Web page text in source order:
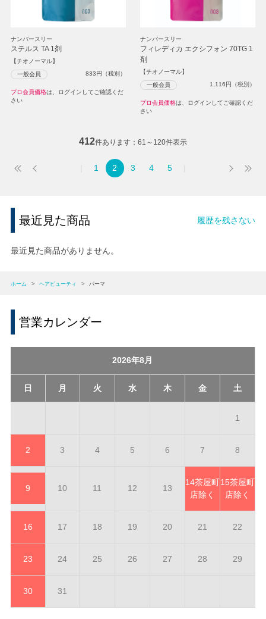
ナンバースリー
ステルス TA 1剤
【チオノーマル】
一般会員 833円（税別）
プロ会員価格は、ログインしてご確認くだ
さい
ナンバースリー
フィレディカ エクシフォン 70TG 1
剤
【チオノーマル】
一般会員 1,116円（税別）
プロ会員価格は、ログインしてご確認くだ
さい
412件あります 61～120件表示
1 2 3 4 5
最近見た商品 履歴を残さない
最近見た商品がありません。
ホーム > ヘアビューティ > パーマ
営業カレンダー
2026年8月
日 月 火 水 木 金 土
1
2 3 4 5 6 7 8
9 10 11 12 13
14茶屋町
店除く
15茶屋町
店除く
16 17 18 19 20 21 22
23 24 25 26 27 28 29
30 31